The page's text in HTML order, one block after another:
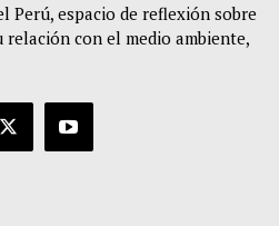
Perú, espacio de reflexión sobre
con el medio ambiente,